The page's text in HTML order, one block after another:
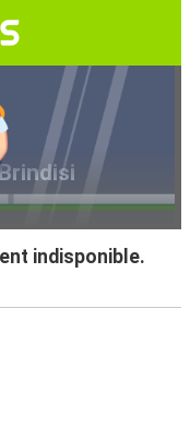
indisponible.